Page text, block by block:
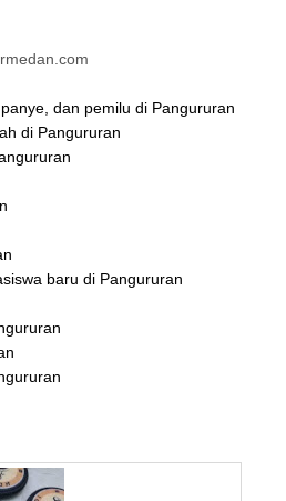
dan pemilu di Pangururan
di Pangururan
baru di Pangururan